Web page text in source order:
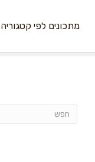
מתכונים לפי קטגוריה